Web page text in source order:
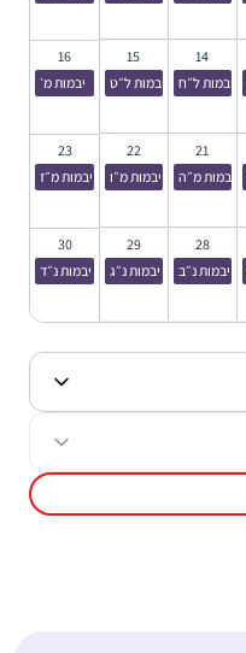
14
יבמות ל״ח
15
יבמות ל״ט
16
יבמות מ׳
21
יבמות מ״ה
22
יבמות מ״ו
23
יבמות מ״ז
28
יבמות נ״ב
29
יבמות נ״ג
30
יבמות נ״ד